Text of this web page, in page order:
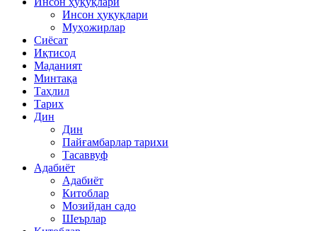
Инсон ҳуқуқлари
Муҳожирлар
Сиёсат
Иқтисод
Mаданият
Минтақа
Таҳлил
Тарих
Дин
Дин
Пайғамбарлар тарихи
Тасаввуф
Адабиёт
Адабиёт
Китоблар
Мозийдан садо
Шеърлар